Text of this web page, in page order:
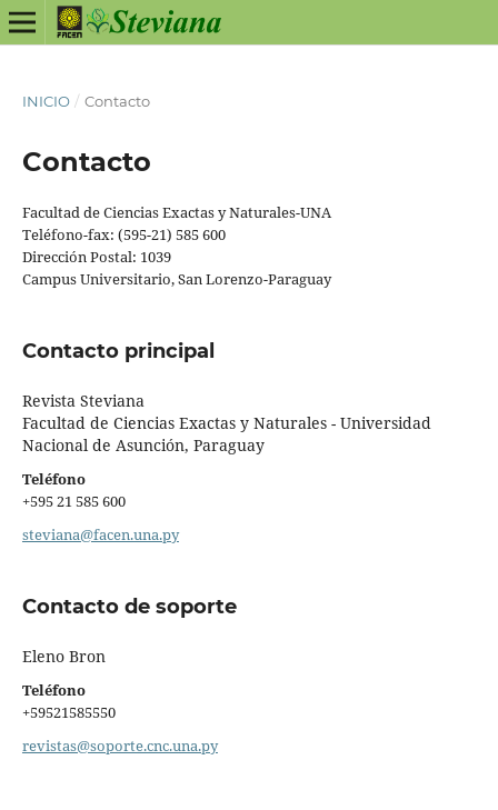
INICIO / Contacto
Contacto
Facultad de Ciencias Exactas y Naturales-UNA
Teléfono-fax: (595-21) 585 600
Dirección Postal: 1039
Campus Universitario, San Lorenzo-Paraguay
Contacto principal
Revista Steviana
Facultad de Ciencias Exactas y Naturales - Universidad
Nacional de Asunción, Paraguay
Teléfono
+595 21 585 600
steviana@facen.una.py
Contacto de soporte
Eleno Bron
Teléfono
+59521585550
revistas@soporte.cnc.una.py